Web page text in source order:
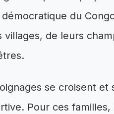
du
de leurs
se croisent et
Pour ces familles,